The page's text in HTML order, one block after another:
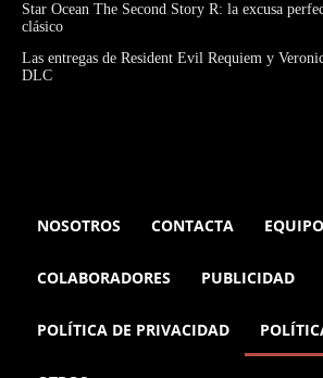
Star Ocean The Second Story R: la excusa
clásico
Las entregas de Resident Evil Requiem y
DLC
NOSOTROS CONTACTA EQUIPO
COLABORADORES PUBLICIDAD
POLÍTICA DE PRIVACIDAD